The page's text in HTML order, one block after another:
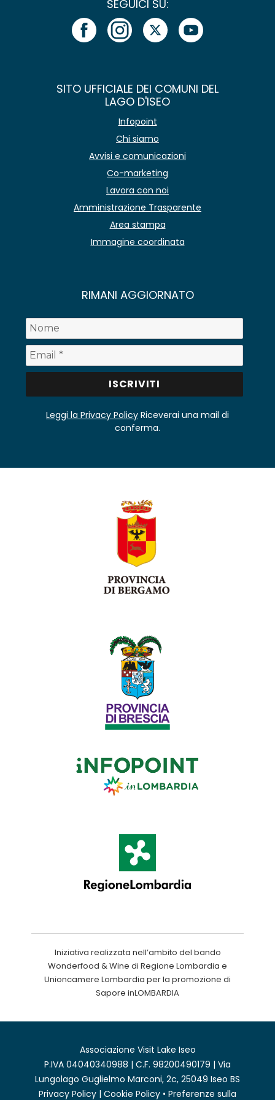
SEGUICI SU:
SITO UFFICIALE DEI COMUNI DEL
LAGO D'ISEO
Infopoint
Chi siamo
Avvisi e comunicazioni
Co-marketing
Lavora con noi
Amministrazione Trasparente
Area stampa
Immagine coordinata
RIMANI AGGIORNATO
Leggi la Privacy Policy Riceverai una mail di
conferma.
Iniziativa realizzata nell’ambito del bando
Wonderfood & Wine di Regione Lombardia e
Unioncamere Lombardia per la promozione di
Sapore inLOMBARDIA
Associazione Visit Lake Iseo
P.IVA 04040340988 | C.F. 98200490179 | Via
Lungolago Guglielmo Marconi, 2c, 25049 Iseo BS
Privacy Policy | Cookie Policy • Preferenze sulla